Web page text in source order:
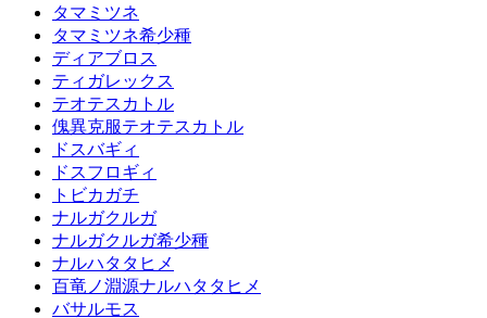
タマミツネ
タマミツネ希少種
ディアブロス
ティガレックス
テオテスカトル
傀異克服テオテスカトル
ドスバギィ
ドスフロギィ
トビカガチ
ナルガクルガ
ナルガクルガ希少種
ナルハタタヒメ
百竜ノ淵源ナルハタタヒメ
バサルモス